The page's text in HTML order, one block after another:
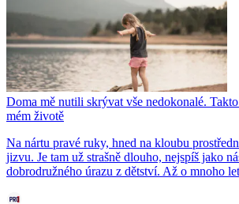
Doma mě nutili skrývat vše nedokonalé. Takto
mém životě
Na nártu pravé ruky, hned na kloubu
jizvu. Je tam už strašně dlouho, nejspíš jako
dobrodružného úrazu z dětství. Až o mnoho